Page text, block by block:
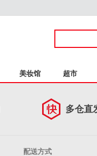
美妆馆 超市
多仓直
配送方式